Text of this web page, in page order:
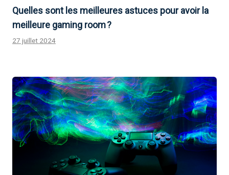
Quelles sont les meilleures astuces pour avoir la
meilleure gaming room ?
27 juillet 2024